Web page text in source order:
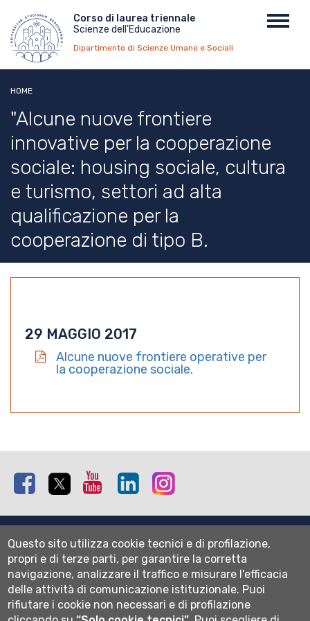
contenuto
principale
Menu
top
Corso di laurea triennale
Scienze dell'Educazione
Dipartimento di Scienze Umane e Sociali
HOME
"Alcune nuove frontiere
innovative per la cooperazione
sociale: housing sociale, cultura
e turismo, settori ad alta
qualificazione per la
cooperazione di tipo B.
29 MAGGIO 2017
Alcune nuove frontiere operative per
la cooperazione sociale.
Facebook Twitter Youtube Linkedin
Mappa del sito
Normativa cookie
Informativa privacy
Cookie settings
Wi-fi
Questo sito utilizza cookie tecnici e di profilazione,
propri e di terze parti, per garantire la corretta
navigazione, analizzare il traffico e misurare l'efficacia
delle attività di comunicazione istituzionale. Puoi
rifiutare i cookie non necessari e di profilazione